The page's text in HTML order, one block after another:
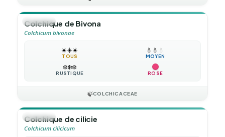
🪴VIVACE
Colchique de Bivona
Colchicum bivonae
☀️☀️☀️
TOUS
💧 💧 💧
MOYEN
❄️❄️❄️
RUSTIQUE ROSE
🍃COLCHICACEAE
🪴VIVACE
Colchique de cilicie
Colchicum cilicicum